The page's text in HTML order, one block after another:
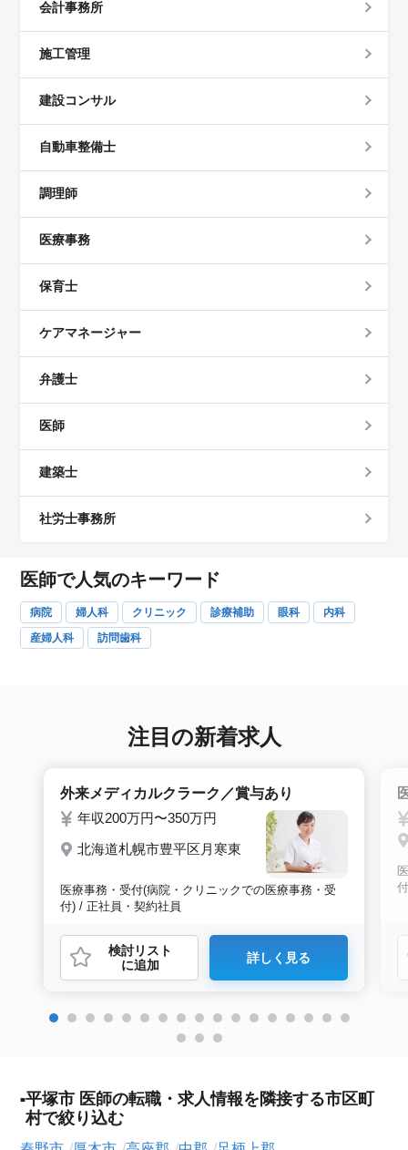
会計事務所
施工管理
建設コンサル
自動車整備士
調理師
医療事務
保育士
ケアマネージャー
弁護士
医師
建築士
社労士事務所
医師で人気のキーワード
病院 婦人科 クリニック 診療補助 眼科
内科
産婦人科
訪問歯科
注目の新着求人
外来メディカルクラーク／賞与あり
年収200万円〜350万円
北海道札幌市豊平区月寒東
医療事務・受付(病院・クリニックでの医療事務・受
付) / 正社員・契約社員
検討リスト
に追加
詳しく見る
平塚市 医師の転職・求人情報を隣接する市区町
村で絞り込む